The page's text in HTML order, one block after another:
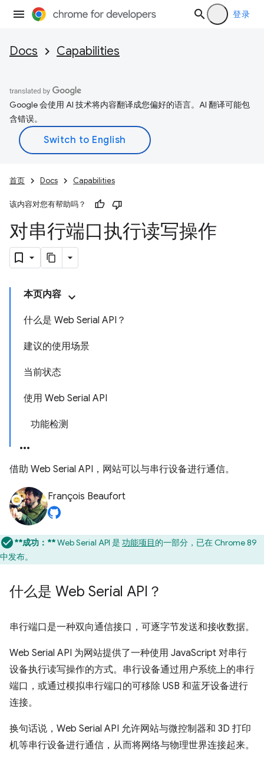
登录
Docs Capabilities
Google 会使用 AI 技术将内容翻译成您偏好的语言。AI 翻译可能包
含错误。
首页 Docs Capabilities
该内容对您有帮助吗？
对串行端口执行读写操作
本页内容
什么是 Web Serial API？
建议的使用场景
当前状态
使用 Web Serial API
功能检测
借助 Web Serial API，网站可以与串行设备进行通信。
François Beaufort
**成功：**Web Serial API 是 功能项目的一部分，已在 Chrome 89
中发布。
什么是 Web Serial API？
串行端口是一种双向通信接口，可逐字节发送和接收数据。
Web Serial API 为网站提供了一种使用 JavaScript 对串行
设备执行读写操作的方式。串行设备通过用户系统上的串行
端口，或通过模拟串行端口的可移除 USB 和蓝牙设备进行
连接。
换句话说，Web Serial API 允许网站与微控制器和 3D 打印
机等串行设备进行通信，从而将网络与物理世界连接起来。